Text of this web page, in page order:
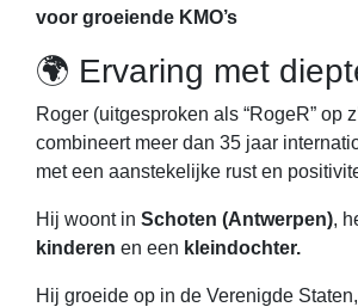
voor groeiende KMO’s
🌍 Ervaring met
Roger (uitgesproken als “RogeR” op
combineert meer dan 35 jaar
met een aanstekelijke rust en
Hij woont in Schoten (Antwerpen),
kinderen en een kleindochter.
Hij groeide op in de Verenigde